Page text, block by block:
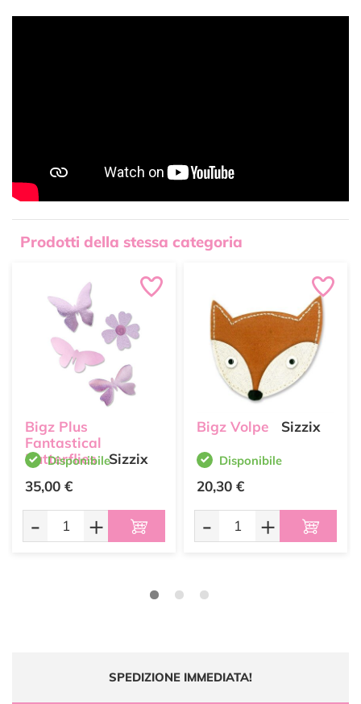
Prodotti della stessa categoria
Bigz Plus
Fantastical
Butterflies Sizzix
Disponibile
35,00 €
- +
Bigz Volpe Sizzix
Disponibile
20,30 €
- +
SPEDIZIONE IMMEDIATA!